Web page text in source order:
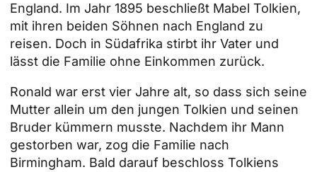
England. Im Jahr 1895 beschließt Mabel Tolkien,
mit ihren beiden Söhnen nach England zu
reisen. Doch in Südafrika stirbt ihr Vater und
lässt die Familie ohne Einkommen zurück.
Ronald war erst vier Jahre alt, so dass sich seine
Mutter allein um den jungen Tolkien und seinen
Bruder kümmern musste. Nachdem ihr Mann
gestorben war, zog die Familie nach
Birmingham. Bald darauf beschloss Tolkiens